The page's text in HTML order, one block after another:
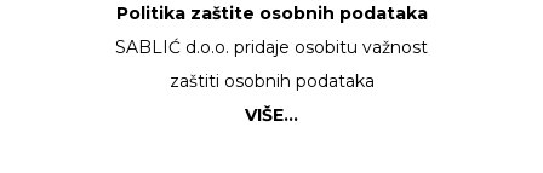
Politika zaštite osobnih podataka
SABLIĆ d.o.o. pridaje osobitu važnost
zaštiti osobnih podataka
VIŠE…